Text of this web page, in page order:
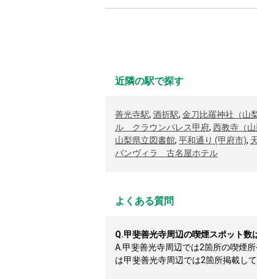
近隣の駅で探す
善光寺駅, 酒折駅, 金刀比羅神社（山
ル クラウンパレス甲府, 西教寺（山
山梨県立図書館, 平和通り (甲府市),
バンヴィラ 古名屋ホテル
よくある質問
Q.甲斐善光寺周辺の喫煙スポット数
A. 甲斐善光寺周辺では2箇所の喫煙
は甲斐善光寺周辺では2箇所掲載し